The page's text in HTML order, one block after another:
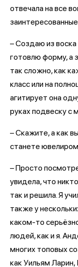
отвечала на все
– Создаю из
готовлю форму, а
так сложно, как
класс или на
агитирует она
руках подвеску с
– Скажите, а как
станете
– Просто
увидела, что
так и решила. Я
также у
каком-то
людей, как и я.
многих топовых
как Уильям Ларин,